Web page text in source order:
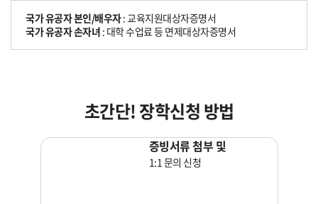
국가 유공자 본인/배우자: 교육지원대상자증명서
국가 유공자 손자녀 : 대학 수업료 등 면제대상자증명서
초간단! 장학신청 방법
증빙서류 첨부 및
1:1 문의 신청